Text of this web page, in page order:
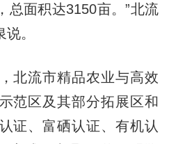
总面积达3150亩。”北流
。
流市精品农业与高效
范区及其部分拓展区和
证、富硒认证、有机认